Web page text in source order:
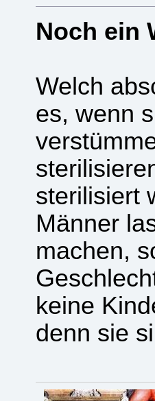
Noch ein
Welch
es, wenn
sterilisiert
Männer
machen,
keine
denn sie